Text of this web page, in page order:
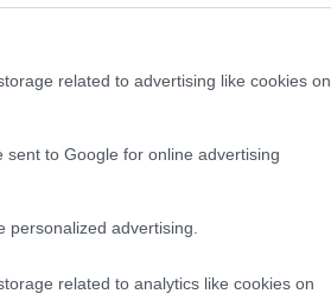
related to advertising like cookies on
to Google for online advertising
personalized advertising.
related to analytics like cookies on
bpptv
clock
fika